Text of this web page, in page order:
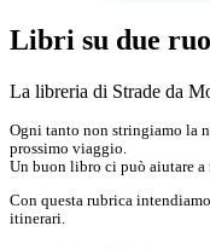
Libri su due
La libreria di Strade da
Ogni tanto non stringiamo la
prossimo viaggio.
Un buon libro ci può aiutare a
Con questa rubrica
itinerari.